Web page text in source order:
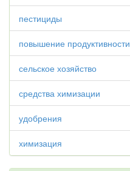
пестициды
повышение продуктивности
сельское хозяйство
средства химизации
удобрения
химизация